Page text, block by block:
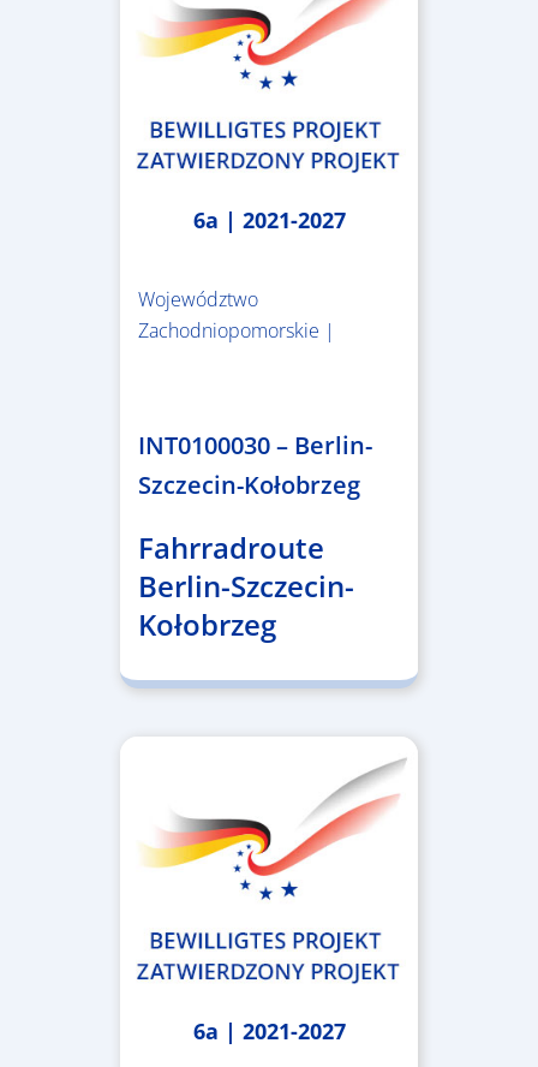
6a | 2021-2027
Województwo
Zachodniopomorskie |
INT0100030 – Berlin-
Szczecin-Kołobrzeg
Fahrradroute
Berlin-Szczecin-
Kołobrzeg
6a | 2021-2027